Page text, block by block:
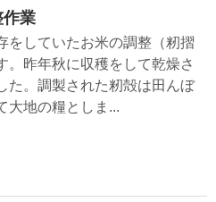
作業
をしていたお米の調整（籾摺
。昨年秋に収穫をして乾燥さ
た。調製された籾殻は田んぼ
大地の糧としま...